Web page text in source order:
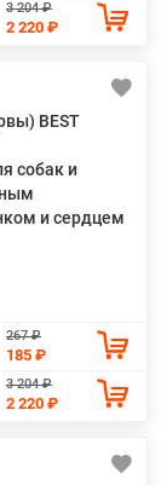
3 204 ₽
2 220 ₽
BEST
собак и
и сердцем
267 ₽
185 ₽
3 204 ₽
2 220 ₽